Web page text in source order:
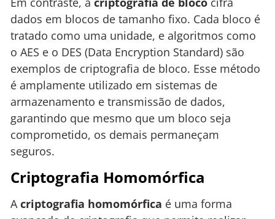
dados em blocos de tamanho fixo. Cada bloco é
tratado como uma unidade, e algoritmos como
o AES e o DES (Data Encryption Standard) são
exemplos de criptografia de bloco. Esse método
é amplamente utilizado em sistemas de
armazenamento e transmissão de dados,
garantindo que mesmo que um bloco seja
comprometido, os demais permaneçam
seguros.
Criptografia Homomórfica
A criptografia homomórfica é uma forma